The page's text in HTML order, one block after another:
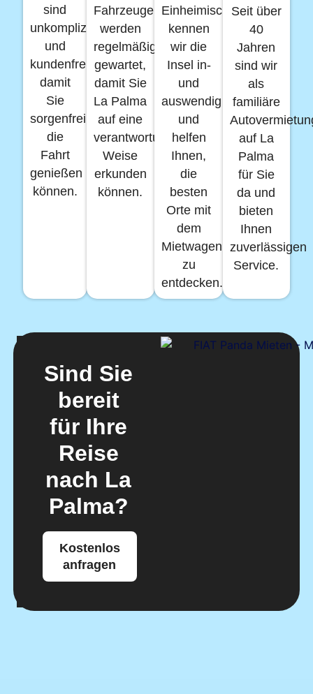
sind
unkompliziert
und
kundenfreundlich,
damit
Sie
sorgenfrei
die
Fahrt
genießen
können.
Fahrzeuge
werden
regelmäßig
gewartet,
damit Sie
La Palma
auf eine
verantwortungsvolle
Weise
erkunden
können.
Einheimische
kennen
wir die
Insel in-
und
auswendig
und
helfen
Ihnen,
die
besten
Orte mit
dem
Mietwagen
zu
entdecken.
Seit über
40
Jahren
sind wir
als
familiäre
auf La
Palma
für Sie
da und
bieten
Ihnen
zuverlässigen
Service.
Sind Sie
bereit
für Ihre
Reise
nach La
Palma?
Kostenlos
anfragen